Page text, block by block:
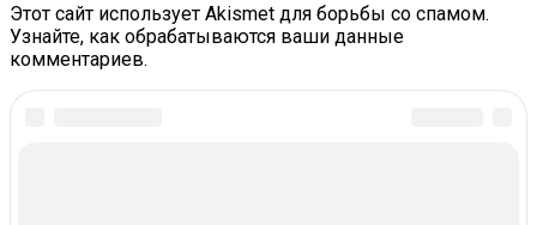
Этот сайт использует Akismet для борьбы со спамом.
Узнайте, как обрабатываются ваши данные
комментариев.
In this article: